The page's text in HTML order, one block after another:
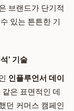
브랜드가 단기적
있는 튼튼한 기
' 기술
인플루언서 데이
은 표면적인 데
던 커머스 캠페인